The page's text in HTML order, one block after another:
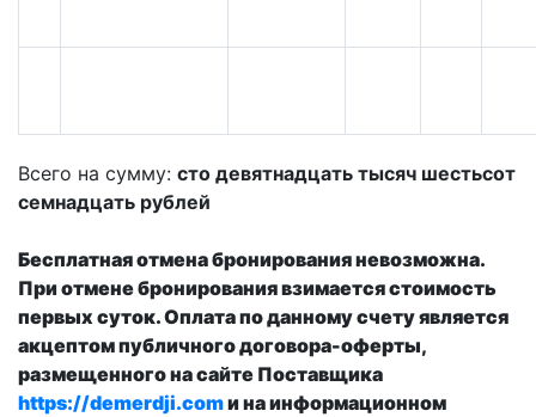
Всего на сумму: сто девятнадцать тысяч шестьсот
семнадцать рублей
Бесплатная отмена бронирования невозможна.
При отмене бронирования взимается стоимость
первых суток. Оплата по данному счету является
акцептом публичного договора-оферты,
размещенного на сайте Поставщика
https://demerdji.comи на информационном